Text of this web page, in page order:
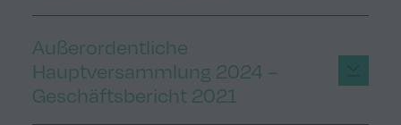
Außerordentliche
Hauptversammlung 2024 –
Geschäftsbericht 2021